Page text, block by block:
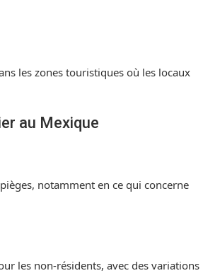
les zones touristiques où les locaux
au Mexique
notamment en ce qui concerne
les non-résidents, avec des variations